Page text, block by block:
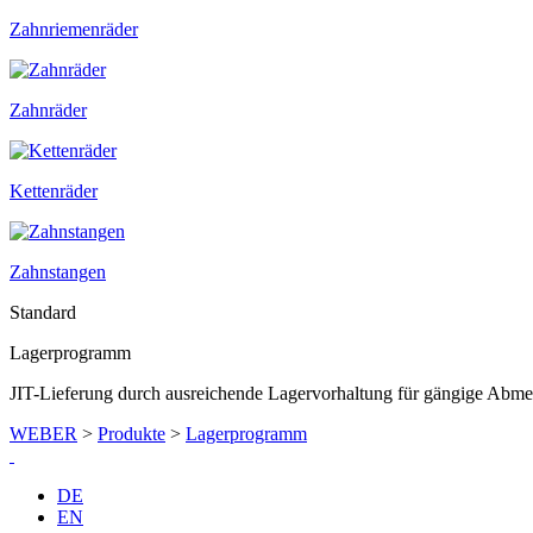
Zahnriemenräder
Zahnräder
Kettenräder
Zahnstangen
Standard
Lagerprogramm
JIT-Lieferung durch ausreichende Lagervorhaltung für gängige
WEBER > Produkte > Lagerprogramm
DE
EN